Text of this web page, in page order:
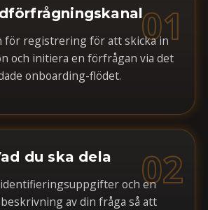
01
för registrering för att skicka in
och initiera en förfrågan via det
onboarding-flödet.
02
du ska dela
identifieringsuppgifter och en
av din fråga så att